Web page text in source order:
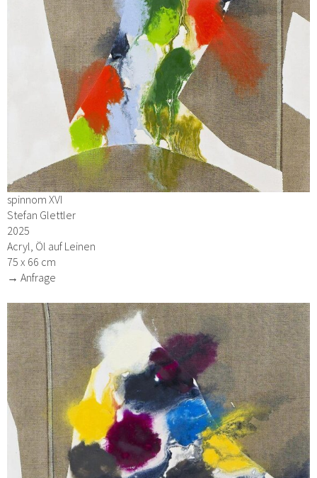
spinnom XVI
Stefan Glettler
2025
Acryl, Öl auf Leinen
75 x 66 cm
→ Anfrage